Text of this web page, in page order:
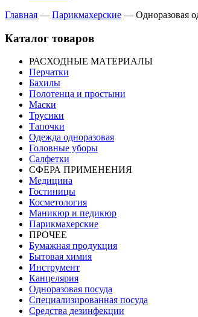
Главная — Парикмахерские — Одноразовая
Каталог товаров
РАСХОДНЫЕ МАТЕРИАЛЫ
Перчатки
Бахилы
Полотенца и простыни
Маски
Трусики
Тапочки
Одежда одноразовая
Головные уборы
Салфетки
СФЕРА ПРИМЕНЕНИЯ
Медицина
Гостиницы
Косметология
Маникюр и педикюр
Парикмахерские
ПРОЧЕЕ
Бумажная продукция
Бытовая химия
Инструмент
Канцелярия
Одноразовая посуда
Специализированная посуда
Средства дезинфекции